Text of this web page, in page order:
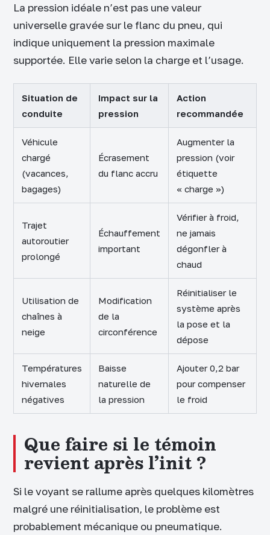
La pression idéale n’est pas une valeur
universelle gravée sur le flanc du pneu, qui
indique uniquement la pression maximale
supportée. Elle varie selon la charge et l’usage.
Situation de
conduite
Impact sur la
pression
Action
recommandée
Véhicule
chargé
(vacances,
bagages)
Écrasement
du flanc accru
Augmenter la
pression (voir
étiquette
« charge »)
Trajet
autoroutier
prolongé
Échauffement
important
Vérifier à froid,
ne jamais
dégonfler à
chaud
Utilisation de
chaînes à
neige
Modification
de la
circonférence
Réinitialiser le
système après
la pose et la
dépose
Températures
hivernales
négatives
Baisse
naturelle de
la pression
Ajouter 0,2 bar
pour compenser
le froid
Que faire si le témoin
revient après l’init ?
Si le voyant se rallume après quelques kilomètres
malgré une réinitialisation, le problème est
probablement mécanique ou pneumatique.